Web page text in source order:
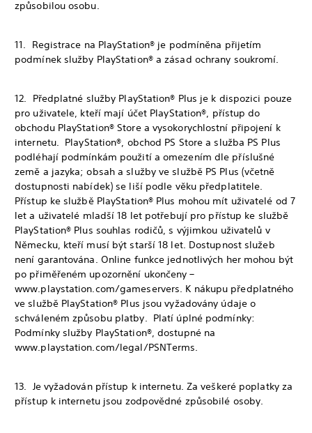
způsobilou osobu.
11. Registrace na PlayStation® je podmíněna přijetím
podmínek služby PlayStation® a zásad ochrany soukromí.
12. Předplatné služby PlayStation® Plus je k dispozici pouze
pro uživatele, kteří mají účet PlayStation®, přístup do
obchodu PlayStation® Store a vysokorychlostní připojení k
internetu. PlayStation®, obchod PS Store a služba PS Plus
podléhají podmínkám použití a omezením dle příslušné
země a jazyka; obsah a služby ve službě PS Plus (včetně
dostupnosti nabídek) se liší podle věku předplatitele.
Přístup ke službě PlayStation® Plus mohou mít uživatelé od 7
let a uživatelé mladší 18 let potřebují pro přístup ke službě
PlayStation® Plus souhlas rodičů, s výjimkou uživatelů v
Německu, kteří musí být starší 18 let. Dostupnost služeb
není garantována. Online funkce jednotlivých her mohou být
po přiměřeném upozornění ukončeny –
www.playstation.com/gameservers. K nákupu předplatného
ve službě PlayStation® Plus jsou vyžadovány údaje o
schváleném způsobu platby. Platí úplné podmínky:
Podmínky služby PlayStation®, dostupné na
www.playstation.com/legal/PSNTerms.
‎13. Je vyžadován přístup k internetu. Za veškeré poplatky za
přístup k internetu jsou zodpovědné způsobilé osoby.